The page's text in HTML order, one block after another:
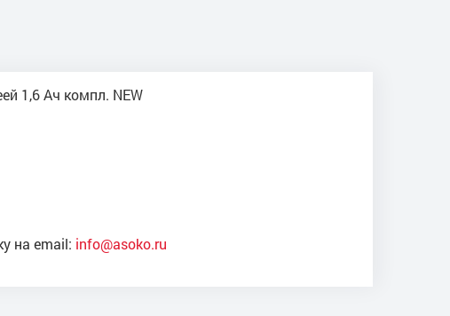
1,6 Ач компл. NEW
на email: info@asoko.ru